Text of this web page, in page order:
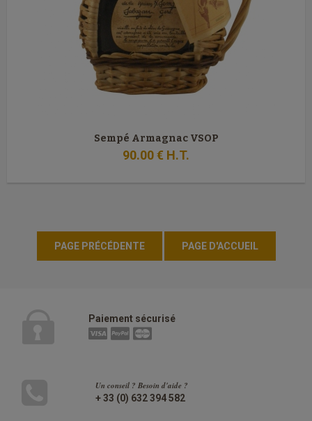
Sempé Armagnac VSOP
90.00€ H.T.
Paiement sécurisé
Un conseil ? Besoin d'aide ?
+ 33 (0) 632 394 582